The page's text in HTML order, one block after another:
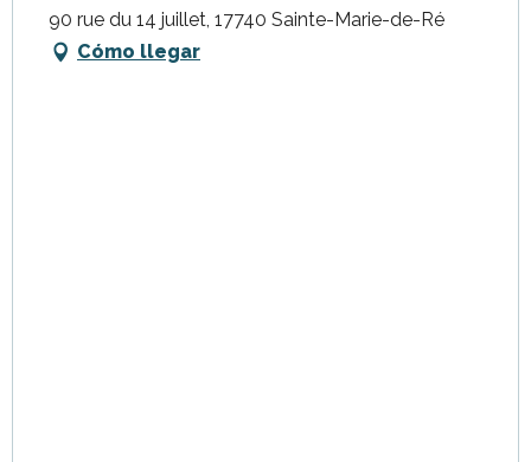
90 rue du 14 juillet, 17740 Sainte-Marie-de-Ré
Cómo llegar